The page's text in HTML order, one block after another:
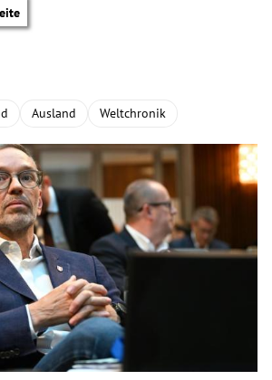
Ausland Weltchronik